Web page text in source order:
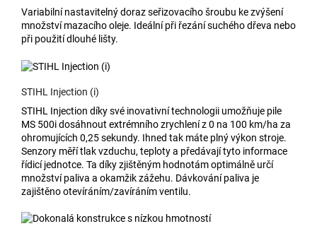
Variabilní nastavitelný doraz seřizovacího šroubu ke zvýšení
množství mazacího oleje. Ideální při řezání suchého dřeva nebo
při použití dlouhé lišty.
STIHL Injection (i)
STIHL Injection díky své inovativní technologii umožňuje pile
MS 500i dosáhnout extrémního zrychlení z 0 na 100 km/ha za
ohromujících 0,25 sekundy. Ihned tak máte plný výkon stroje.
Senzory měří tlak vzduchu, teploty a předávají tyto informace
řídicí jednotce. Ta díky zjištěným hodnotám optimálně určí
množství paliva a okamžik zážehu. Dávkování paliva je
zajištěno otevíráním/zavíráním ventilu.